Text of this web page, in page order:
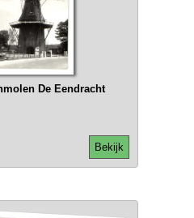
De Eendracht
Bekijk